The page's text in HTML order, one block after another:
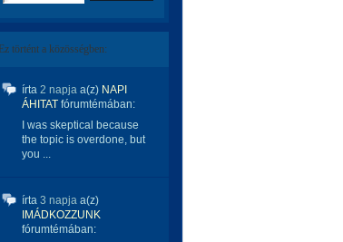
Ez történt a közösségben:
írta 2 napja a(z) NAPI
ÁHITAT fórumtémában:
I was skeptical because
the topic is overdone, but
you ...
írta 3 napja a(z)
IMÁDKOZZUNK
fórumtémában: